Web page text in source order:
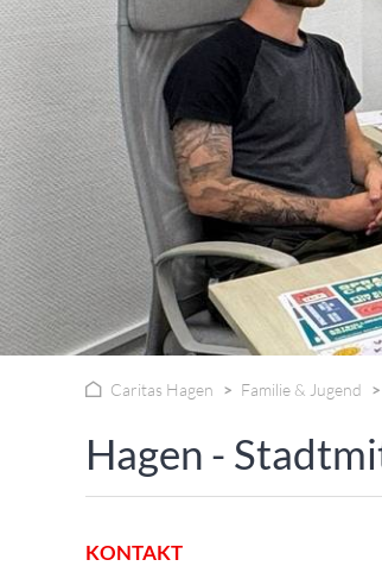
WISSENSWERTES IN ZAHLEN
Caritas Hagen Familie & Jugend
Hagen -
KONTAKT